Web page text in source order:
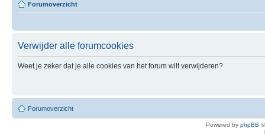
Forumoverzicht
Verwijder alle forumcookies
Weet je zeker dat je alle cookies van het forum wilt verwijderen?
Forumoverzicht
Powered by phpBB